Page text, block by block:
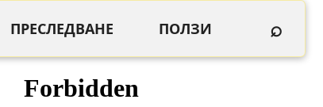
ПРЕСЛЕДВАНЕ ПОЛЗИ ⌕